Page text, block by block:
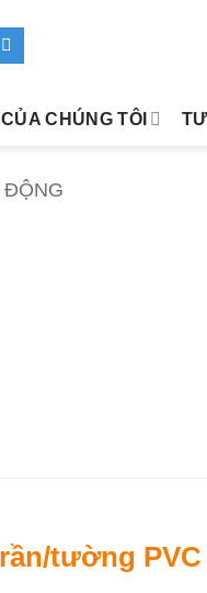
CHÚNG TÔI
ĐỘNG
tường PVC